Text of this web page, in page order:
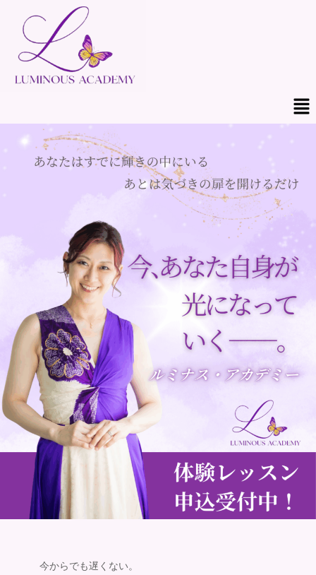
メ
ニ
今からでも遅くない。